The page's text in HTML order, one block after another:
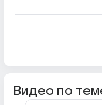
Видео по